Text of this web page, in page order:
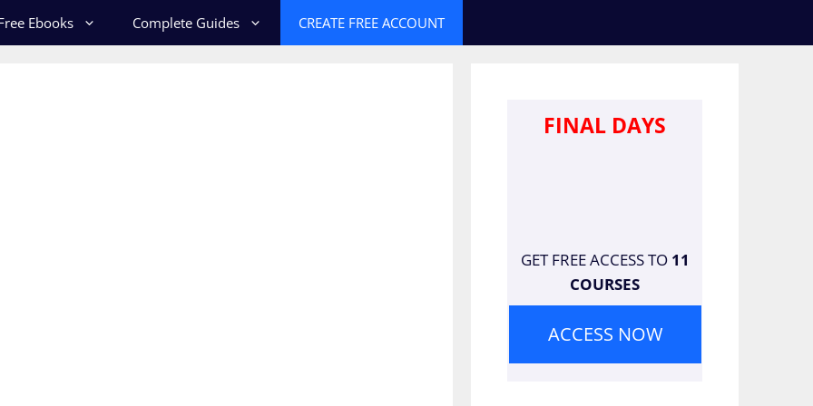
Ebooks Complete Guides CREATE FREE ACCOUNT
FINAL DAYS
GET FREE ACCESS TO 11
COURSES
ACCESS NOW